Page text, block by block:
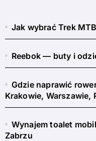
Jak wybrać Trek
Reebok — buty i
Gdzie naprawić
Krakowie, Warszawie,
Wynajem toalet
Zabrzu